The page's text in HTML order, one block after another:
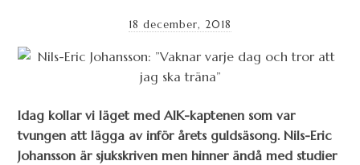
18 december, 2018
Idag kollar vi läget med AIK-kaptenen som var
tvungen att lägga av inför årets guldsäsong. Nils-Eric
Johansson är sjukskriven men hinner ändå med studier